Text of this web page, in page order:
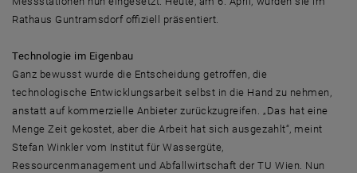
Rathaus Guntramsdorf offiziell präsentiert.
Technologie im Eigenbau
Ganz bewusst wurde die Entscheidung getroffen, die
technologische Entwicklungsarbeit selbst in die Hand zu nehmen,
anstatt auf kommerzielle Anbieter zurückzugreifen. „Das hat eine
Menge Zeit gekostet, aber die Arbeit hat sich ausgezahlt“, meint
Stefan Winkler vom Institut für Wassergüte,
Ressourcenmanagement und Abfallwirtschaft der TU Wien. Nun